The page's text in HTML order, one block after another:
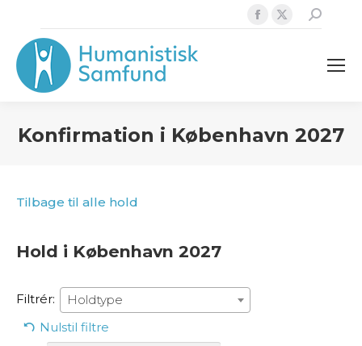
Facebook
pagepage
Search:
Konfirmation i København 2027
Tilbage til alle hold
Hold i København 2027
Filtrér:
Holdtype
Nulstil filtre